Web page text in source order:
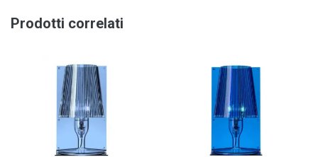
Prodotti correlati